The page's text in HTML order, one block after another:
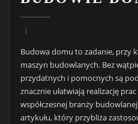
Budowa domu to zadanie, przy
maszyn budowlanych. Bez
przydatnych i pomocnych są
znacznie ułatwiają realizację
współczesnej branży
artykułu, który przybliża